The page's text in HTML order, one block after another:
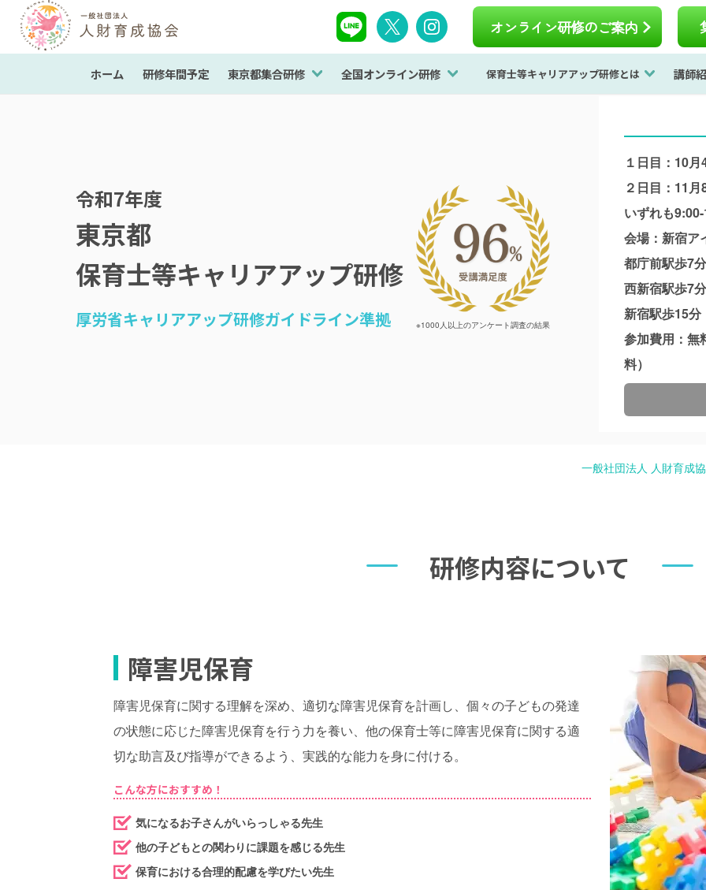
オンライン研修のご案内
ホーム 研修年間予定 東京都集合研修 全国オンライン研修 保育士等キャリアアップ研修とは 講師
令和7年度
東京都
保育士等キャリアアップ研修
厚労省キャリアアップ研修ガイドライン準拠 ※1000人以上のアンケート調査の結果
１日目：10月
２日目：11月
いずれも9:00-
会場：新宿ア
都庁前駅歩7分
西新宿駅歩7分
新宿駅歩15分
参加費用：無
料）
一般社団法人 人財育成
研修内容について
障害児保育
障害児保育に関する理解を深め、適切な障害児保育を計画し、個々の子どもの発達
の状態に応じた障害児保育を行う力を養い、他の保育士等に障害児保育に関する適
切な助言及び指導ができるよう、実践的な能力を身に付ける。
こんな方におすすめ！
気になるお子さんがいらっしゃる先生
他の子どもとの関わりに課題を感じる先生
保育における合理的配慮を学びたい先生